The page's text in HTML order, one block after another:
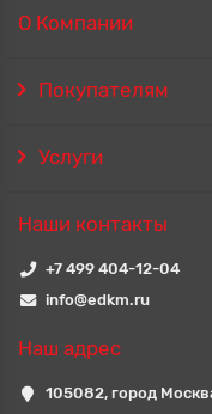
О Компании
Покупателям
Услуги
Наши контакты
+7 499 404-12-04
info@edkm.ru
Наш адрес
105082, город